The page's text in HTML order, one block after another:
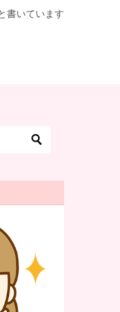
書いています